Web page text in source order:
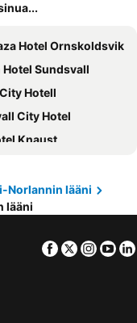
Hotel Ornskoldsvik
Sundsvall
Hotell
City Hotel
Knaust
Plus Hotel Baltic
Norlannin lääni
lääni
Facebook
Twitter